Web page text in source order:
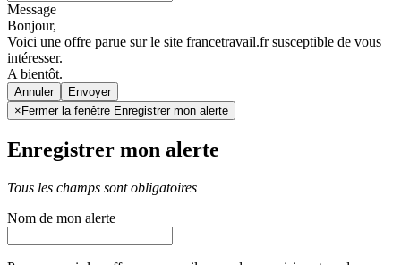
Message
Bonjour,
Voici une offre parue sur le site francetravail.fr susceptible de vous
intéresser.
A bientôt.
Annuler
× Fermer la fenêtre Enregistrer mon alerte
Enregistrer mon alerte
Tous les champs sont obligatoires
Nom de mon alerte